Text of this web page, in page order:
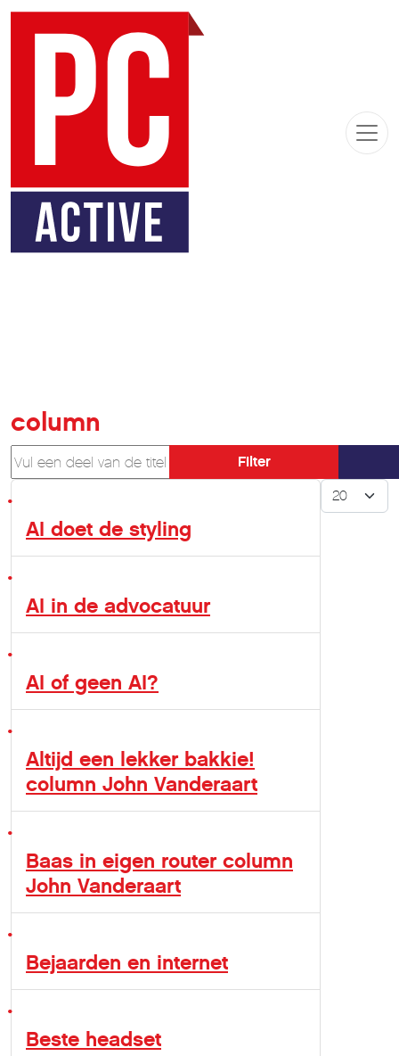
column
Vul een deel van de titel in
Filter
Toon #
AI doet de styling
AI in de advocatuur
AI of geen AI?
Altijd een lekker bakkie!
column John Vanderaart
Baas in eigen router column
John Vanderaart
Bejaarden en internet
Beste headset